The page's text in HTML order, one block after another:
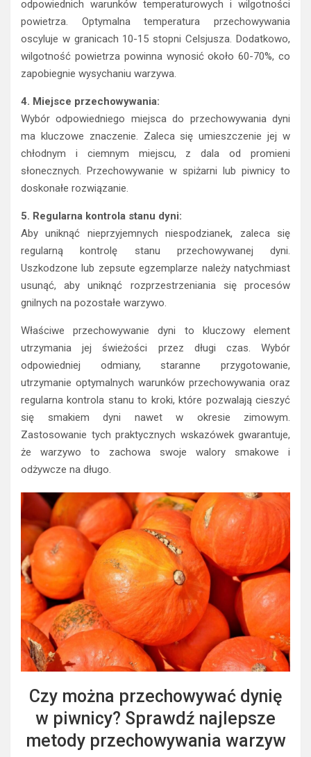
odpowiednich warunków temperaturowych i wilgotności
powietrza. Optymalna temperatura przechowywania
oscyluje w granicach 10-15 stopni Celsjusza. Dodatkowo,
wilgotność powietrza powinna wynosić około 60-70%, co
zapobiegnie wysychaniu warzywa.
4. Miejsce przechowywania:
Wybór odpowiedniego miejsca do przechowywania dyni
ma kluczowe znaczenie. Zaleca się umieszczenie jej w
chłodnym i ciemnym miejscu, z dala od promieni
słonecznych. Przechowywanie w spiżarni lub piwnicy to
doskonałe rozwiązanie.
5. Regularna kontrola stanu dyni:
Aby uniknąć nieprzyjemnych niespodzianek, zaleca się
regularną kontrolę stanu przechowywanej dyni.
Uszkodzone lub zepsute egzemplarze należy natychmiast
usunąć, aby uniknąć rozprzestrzeniania się procesów
gnilnych na pozostałe warzywo.
Właściwe przechowywanie dyni to kluczowy element
utrzymania jej świeżości przez długi czas. Wybór
odpowiedniej odmiany, staranne przygotowanie,
utrzymanie optymalnych warunków przechowywania oraz
regularna kontrola stanu to kroki, które pozwalają cieszyć
się smakiem dyni nawet w okresie zimowym.
Zastosowanie tych praktycznych wskazówek gwarantuje,
że warzywo to zachowa swoje walory smakowe i
odżywcze na długo.
Czy można przechowywać dynię
w piwnicy? Sprawdź najlepsze
metody przechowywania warzyw